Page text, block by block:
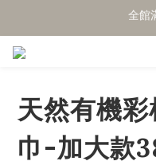
點擊加
點擊加
天然有機
巾-加大款